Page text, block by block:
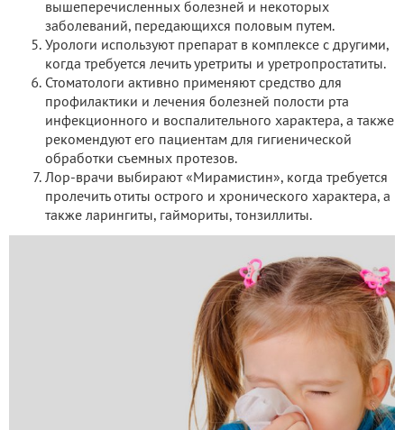
вышеперечисленных болезней и некоторых
заболеваний, передающихся половым путем.
Урологи используют препарат в комплексе с другими,
когда требуется лечить уретриты и уретропростатиты.
Стоматологи активно применяют средство для
профилактики и лечения болезней полости рта
инфекционного и воспалительного характера, а также
рекомендуют его пациентам для гигиенической
обработки съемных протезов.
Лор-врачи выбирают «Мирамистин», когда требуется
пролечить отиты острого и хронического характера, а
также ларингиты, гаймориты, тонзиллиты.